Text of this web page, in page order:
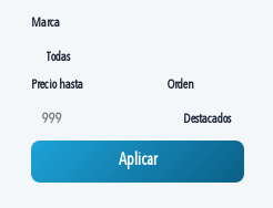
Marca
Precio hasta Orden
Aplicar